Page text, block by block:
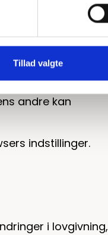
Tillad valgte
og udbyder.
andre kan
indstillinger.
i lovgivning,